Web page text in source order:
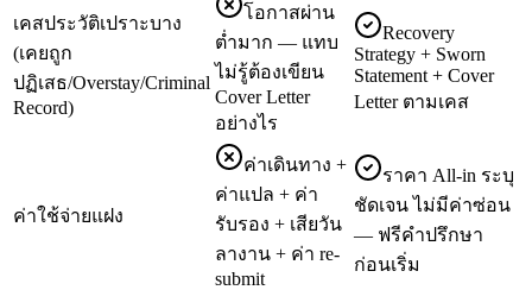
เคสประวัติเปราะบาง
(เคยถูก
ปฏิเสธ/Overstay/Criminal
Record)
โอกาสผ่าน
ต่ำมาก — แทบ
ไม่รู้ต้องเขียน
Cover Letter
อย่างไร
Recovery
Strategy + Sworn
Statement + Cover
Letter ตามเคส
ค่าใช้จ่ายแฝง
ค่าเดินทาง +
ค่าแปล + ค่า
รับรอง + เสียวัน
ลางาน + ค่า re-
submit
ราคา All-in ระบุ
ชัดเจน ไม่มีค่าซ่อน
— ฟรีคำปรึกษา
ก่อนเริ่ม